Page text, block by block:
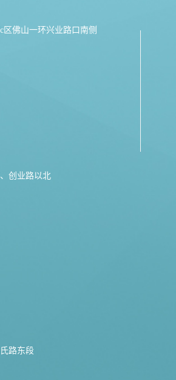
佛山一环兴业路口南侧
创业路以北
路东段